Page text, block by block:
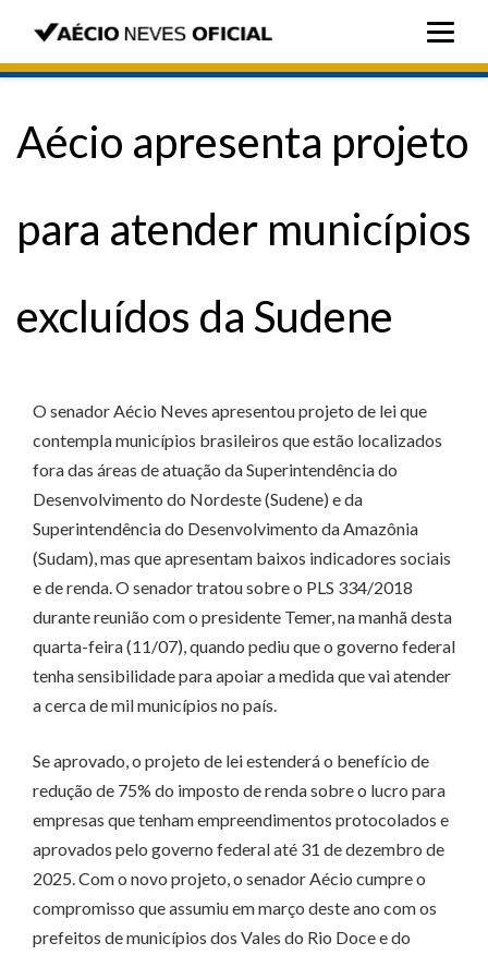
Aécio apresenta projeto
para atender municípios
excluídos da Sudene
O senador Aécio Neves apresentou projeto de lei que
contempla municípios brasileiros que estão localizados
fora das áreas de atuação da Superintendência do
Desenvolvimento do Nordeste (Sudene) e da
Superintendência do Desenvolvimento da Amazônia
(Sudam), mas que apresentam baixos indicadores sociais
e de renda. O senador tratou sobre o PLS 334/2018
durante reunião com o presidente Temer, na manhã desta
quarta-feira (11/07), quando pediu que o governo federal
tenha sensibilidade para apoiar a medida que vai atender
a cerca de mil municípios no país.
Se aprovado, o projeto de lei estenderá o benefício de
redução de 75% do imposto de renda sobre o lucro para
empresas que tenham empreendimentos protocolados e
aprovados pelo governo federal até 31 de dezembro de
2025. Com o novo projeto, o senador Aécio cumpre o
compromisso que assumiu em março deste ano com os
prefeitos de municípios dos Vales do Rio Doce e do